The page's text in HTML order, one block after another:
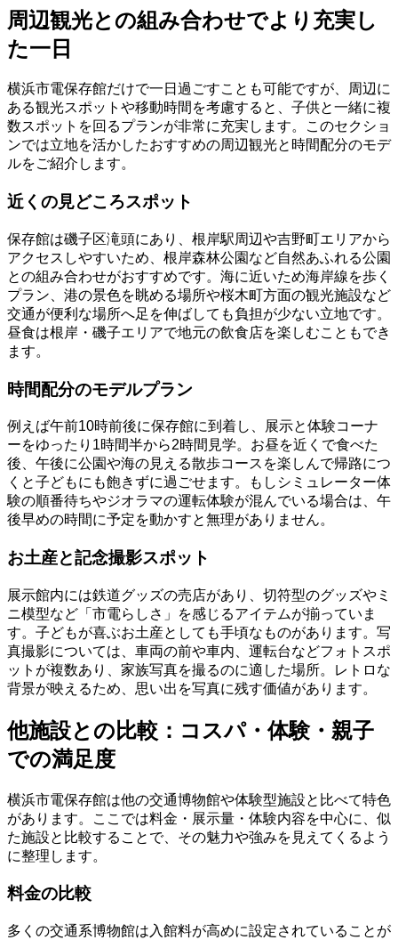
周辺観光との組み合わせでより充実し
た一日
横浜市電保存館だけで一日過ごすことも可能ですが、周辺に
ある観光スポットや移動時間を考慮すると、子供と一緒に複
数スポットを回るプランが非常に充実します。このセクショ
ンでは立地を活かしたおすすめの周辺観光と時間配分のモデ
ルをご紹介します。
近くの見どころスポット
保存館は磯子区滝頭にあり、根岸駅周辺や吉野町エリアから
アクセスしやすいため、根岸森林公園など自然あふれる公園
との組み合わせがおすすめです。海に近いため海岸線を歩く
プラン、港の景色を眺める場所や桜木町方面の観光施設など
交通が便利な場所へ足を伸ばしても負担が少ない立地です。
昼食は根岸・磯子エリアで地元の飲食店を楽しむこともでき
ます。
時間配分のモデルプラン
例えば午前10時前後に保存館に到着し、展示と体験コーナ
ーをゆったり1時間半から2時間見学。お昼を近くで食べた
後、午後に公園や海の見える散歩コースを楽しんで帰路につ
くと子どもにも飽きずに過ごせます。もしシミュレーター体
験の順番待ちやジオラマの運転体験が混んでいる場合は、午
後早めの時間に予定を動かすと無理がありません。
お土産と記念撮影スポット
展示館内には鉄道グッズの売店があり、切符型のグッズやミ
ニ模型など「市電らしさ」を感じるアイテムが揃っていま
す。子どもが喜ぶお土産としても手頃なものがあります。写
真撮影については、車両の前や車内、運転台などフォトスポ
ットが複数あり、家族写真を撮るのに適した場所。レトロな
背景が映えるため、思い出を写真に残す価値があります。
他施設との比較：コスパ・体験・親子
での満足度
横浜市電保存館は他の交通博物館や体験型施設と比べて特色
があります。ここでは料金・展示量・体験内容を中心に、似
た施設と比較することで、その魅力や強みを見えてくるよう
に整理します。
料金の比較
多くの交通系博物館は入館料が高めに設定されていることが